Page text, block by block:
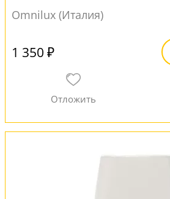
Omnilux (Италия)
1 350 ₽